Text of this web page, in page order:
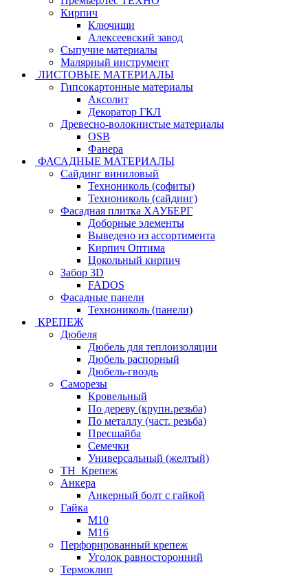
Кирпич
Ключищи
Алексеевский завод
Сыпучие материалы
Малярный инструмент
ЛИСТОВЫЕ МАТЕРИАЛЫ
Гипсокартонные материалы
Аксолит
Декоратор ГКЛ
Древесно-волокнистые материалы
OSB
Фанера
ФАСАДНЫЕ МАТЕРИАЛЫ
Сайдинг виниловый
Технониколь (софиты)
Технониколь (сайдинг)
Фасадная плитка ХАУБЕРГ
Доборные элементы
Выведено из ассортимента
Кирпич Оптима
Цокольный кирпич
Забор 3D
FADOS
Фасадные панели
Технониколь (панели)
КРЕПЕЖ
Дюбеля
Дюбель для теплоизоляции
Дюбель распорный
Дюбель-гвоздь
Саморезы
Кровельный
По дереву (крупн.резьба)
По металлу (част. резьба)
Пресшайба
Семечки
Универсальный (желтый)
ТН_Крепеж
Анкера
Анкерный болт с гайкой
Гайка
М10
М16
Перфорированный крепеж
Уголок равносторонний
Термоклип